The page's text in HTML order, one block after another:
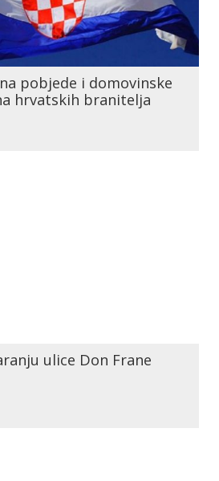
pobjede i domovinske
hrvatskih branitelja
ulice Don Frane